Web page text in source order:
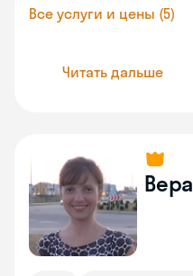
Все услуги и цены (5)
Читать дальше
Вера